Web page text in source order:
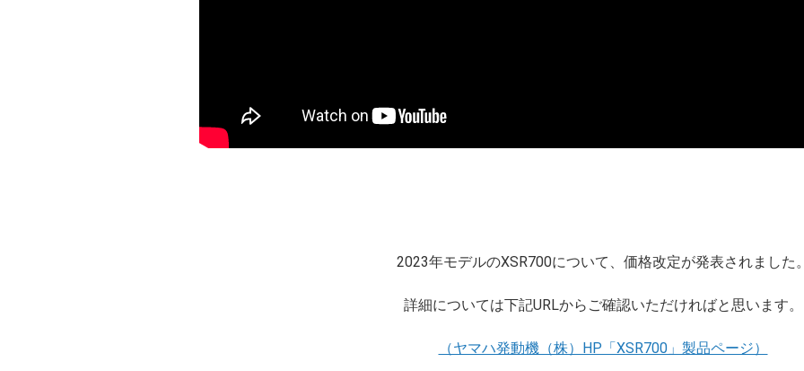
2023年モデルのXSR700について、価格改定が発表されました
詳細については下記URLからご確認いただければと思います。
（ヤマハ発動機（株）HP「XSR700」製品ページ）